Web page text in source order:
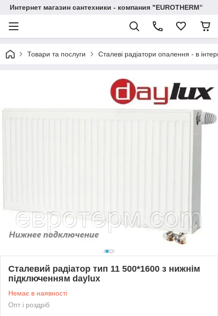
Интернет магазин сантехники - компания "EUROTHERM"
Товари та послуги Сталеві радіатори опалення - в
Сталевий радіатор тип 11 500*1600 з нижнім
підключенням daylux
Немає в наявності
Опт і роздріб